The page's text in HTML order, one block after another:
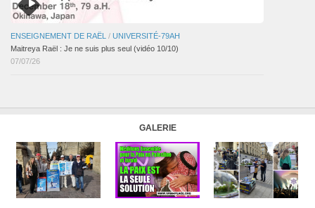
ENSEIGNEMENT DE RAËL / UNIVERSITÉ-79AH
Maitreya Raël : Je ne suis plus seul (vidéo 10/10)
07/07/26
GALERIE